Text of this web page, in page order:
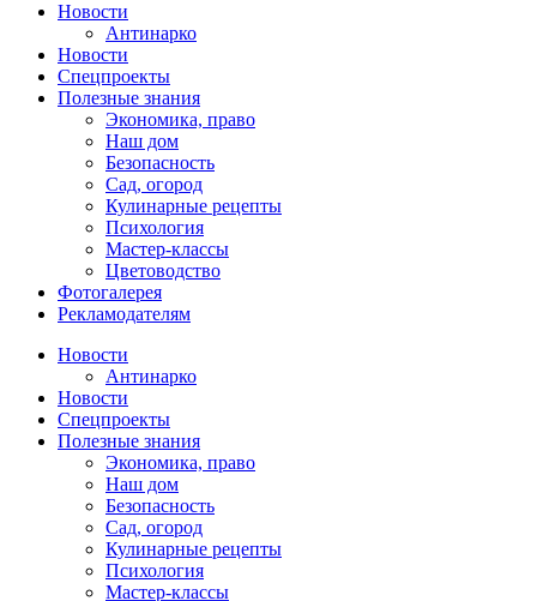
Новости
Антинарко
Новости
Спецпроекты
Полезные знания
Экономика, право
Наш дом
Безопасность
Сад, огород
Кулинарные рецепты
Психология
Мастер-классы
Цветоводство
Фотогалерея
Рекламодателям
Новости
Антинарко
Новости
Спецпроекты
Полезные знания
Экономика, право
Наш дом
Безопасность
Сад, огород
Кулинарные рецепты
Психология
Мастер-классы